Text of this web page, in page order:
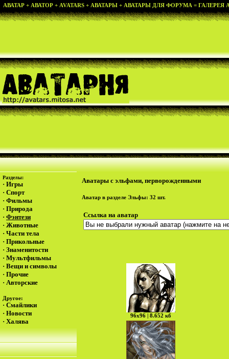
АВАТАР + АВАТОР + AVATARS + АВАТАРЫ + АВАТАРЫ ДЛЯ ФОРУМА = ГАЛЕРЕЯ
Разделы:
· Игры
· Спорт
· Фильмы
· Природа
· Фэнтези
· Животные
· Части тела
· Прикольные
· Знаменитости
· Мультфильмы
· Вещи и символы
· Прочие
· Авторские
Другое:
· Смайлики
· Новости
· Халява
Аватары с эльфами, перворожденными
Аватар в разделе Эльфы: 32 шт.
Ссылка на аватар
96х96 | 8.652 кб